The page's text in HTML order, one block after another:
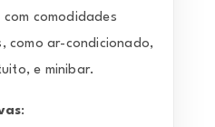
comodidades
como ar-condicionado,
e minibar.
: